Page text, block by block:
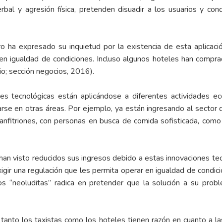
y agresión física, pretenden disuadir a los usuarios y
expresado su inquietud por la existencia de esta
igualdad de condiciones. Incluso algunos hoteles han
sección negocios, 2016).
tecnológicas están aplicándose a diferentes actividades
en otras áreas. Por ejemplo, ya están ingresando al sector
con personas en busca de comida sofisticada,
visto reducidos sus ingresos debido a estas innovaciones
una regulación que les permita operar en igualdad de
“neoluditas” radica en pretender que la solución a su